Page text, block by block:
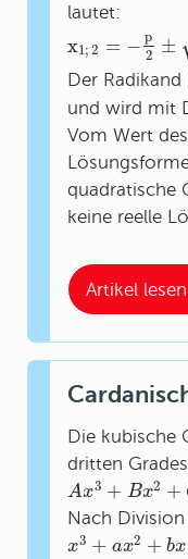
Artikel lesen
lautet:
x1;2 = − p
2 ±
Der Radikand
und wird mit
Vom Wert
quadratische
keine reelle
Die kubische
dritten
Ax3 + Bx2 +
Nach
x3 + ax2 + bx